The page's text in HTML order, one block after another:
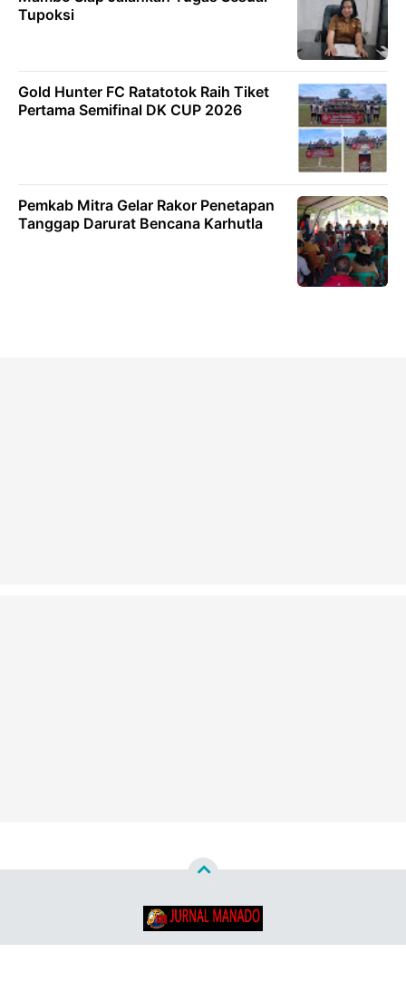
Tupoksi
Gold Hunter FC Ratatotok Raih Tiket
Pertama Semifinal DK CUP 2026
Pemkab Mitra Gelar Rakor Penetapan
Tanggap Darurat Bencana Karhutla
Copyright ©2026Jurnal Manado - Santun & Terpercaya™